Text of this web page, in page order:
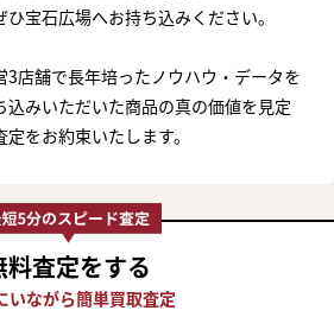
宝石広場へお持ち込みください。
店舗で長年培ったノウハウ・データを
込みいただいた商品の真の価値を見定
をお約束いたします。
料査定をする